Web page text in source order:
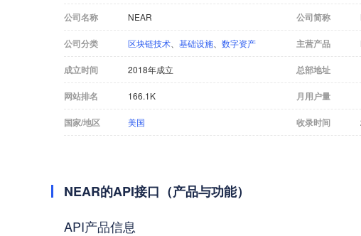
公司名称 NEAR 公司简称
公司分类 区块链技术 基础设施 数字资产 主营产品
成立时间 2018年成立 总部地址
网站排名 166.1K 月用户量
国家/地区 美国 收录时间
NEAR的API接口（产品与功能）
API产品信息